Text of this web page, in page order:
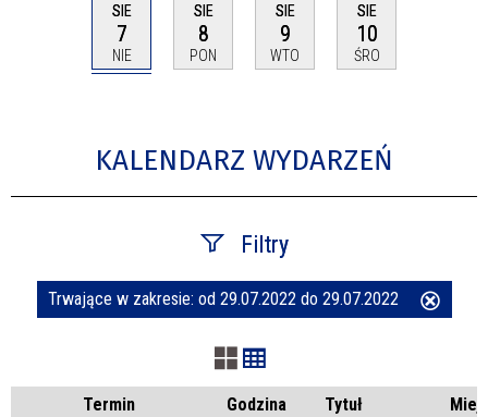
SIE
7
NIE
SIE
8
PON
SIE
9
WTO
SIE
10
ŚRO
KALENDARZ WYDARZEŃ
Filtry
Szukana fraza
Kategoria
Trwające w zakresie: od 29.07.2022 do 29.07.2022
Termin Godzina Tytuł